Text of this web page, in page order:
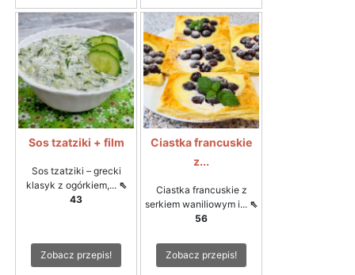
Sos tzatziki + film
Sos tzatziki – grecki
klasyk z ogórkiem,... ⇖
43
Zobacz przepis!
Ciastka francuskie
z...
Ciastka francuskie z
serkiem waniliowym i... ⇖
56
Zobacz przepis!